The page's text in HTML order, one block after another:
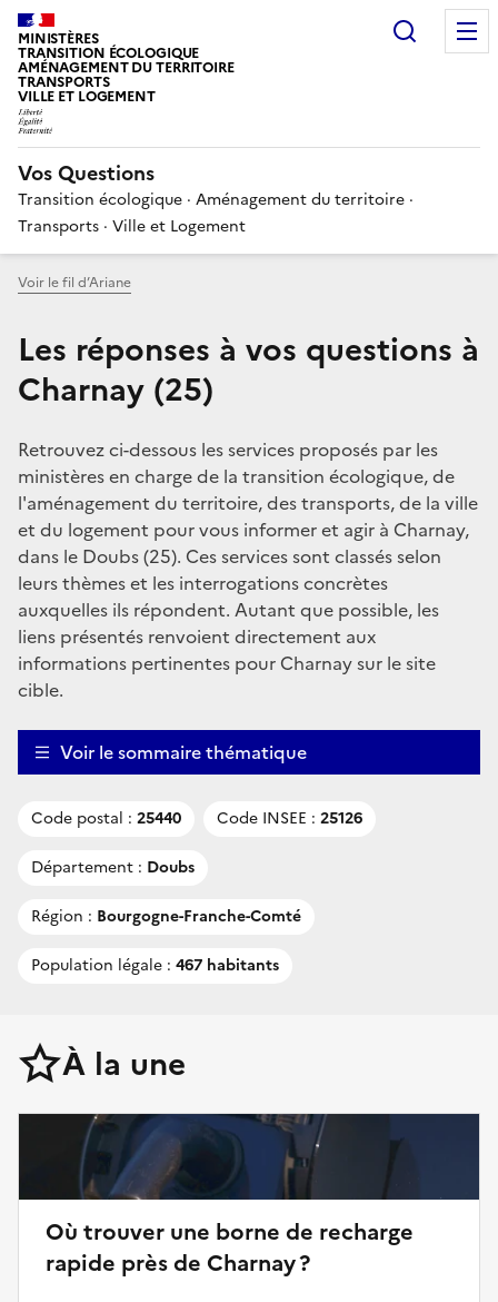
MINISTÈRES
TRANSITION ÉCOLOGIQUE
AMÉNAGEMENT DU TERRITOIRE
TRANSPORTS
VILLE ET LOGEMENT
Vos Questions
Transition écologique · Aménagement du territoire ·
Transports · Ville et Logement
Voir le fil d’Ariane
Les réponses à vos questions à
Charnay (25)
Retrouvez ci-dessous les services proposés par les
ministères en charge de la transition écologique, de
l'aménagement du territoire, des transports, de la ville
et du logement pour vous informer et agir à Charnay,
dans le Doubs (25). Ces services sont classés selon
leurs thèmes et les interrogations concrètes
auxquelles ils répondent. Autant que possible, les
liens présentés renvoient directement aux
informations pertinentes pour Charnay sur le site
cible.
Voir le sommaire thématique
Code postal : 25440 Code INSEE : 25126
Département : Doubs
Région : Bourgogne-Franche-Comté
Population légale : 467 habitants
À la une
Où trouver une borne de recharge
rapide près de Charnay ?